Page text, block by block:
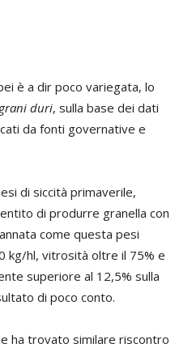
è a dir poco variegata, lo
grani duri, sulla base dei dati
da fonti governative e
di siccità primaverile,
di produrre granella con
come questa pesi
kg/hl, vitrosità oltre il 75% e
superiore al 12,5% sulla
di poco conto.
ha trovato similare riscontro